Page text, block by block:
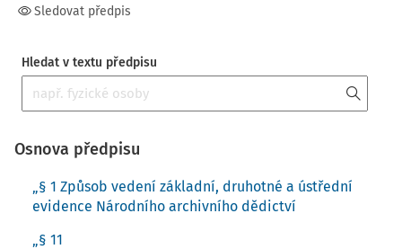
Sledovat předpis
Hledat v textu předpisu
Osnova předpisu
„§ 1 Způsob vedení základní, druhotné a ústřední
evidence Národního archivního dědictví
„§ 11